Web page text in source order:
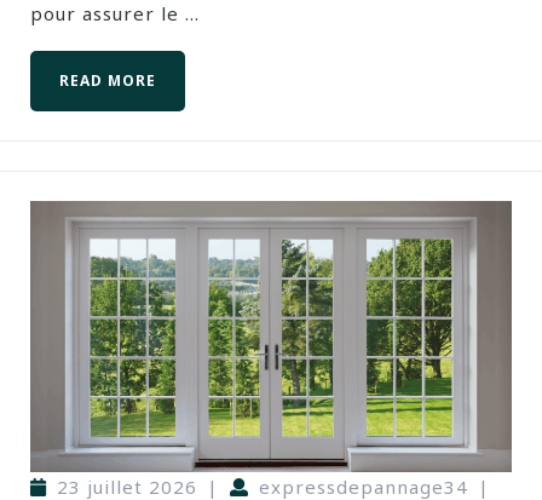
pour assurer le ...
READ MORE
23 juillet 2026 | expressdepannage34 |